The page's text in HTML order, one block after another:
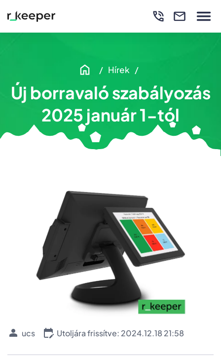
Hírek
Új borravaló szabályozás
2025 január 1-tól
ucs Utoljára frissítve: 2024.12.18 21:58